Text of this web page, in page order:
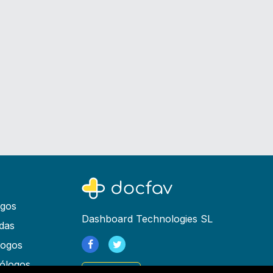
Dashboard Technologies SL